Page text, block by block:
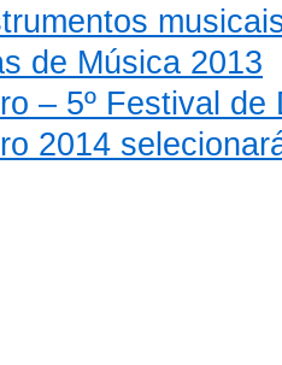
de Música 2013
– 5º Festival de
2014